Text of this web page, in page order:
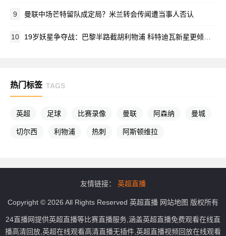
9 曼联中场芒特留队成定局？米兰转会传闻遭当事人否认
10 19岁妖星争夺战：巴黎半路截胡利物浦 科特迪瓦新星更倾向法甲豪门
热门标签 TAGS
英超 足球 比赛录像 曼联 阿森纳 曼城
切尔西 利物浦 热刺 阿斯顿维拉
友情链接： 英超直播
Copyright © 2026 All Rights Reserved 英超直播 网站地图 版权所有
24直播网提供英超直播等比赛直播服务,涵盖英超直播免费观看在线直
播高清回放,英超在线观看高清直播无插件,英超直播视频回放在线观看